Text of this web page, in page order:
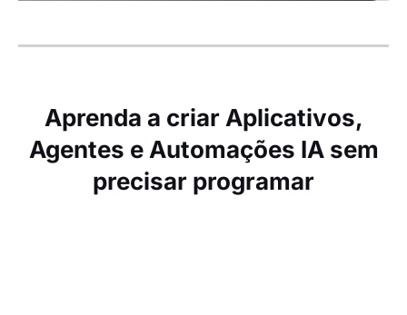
Aprenda a criar Aplicativos,
Agentes e Automações IA sem
precisar programar